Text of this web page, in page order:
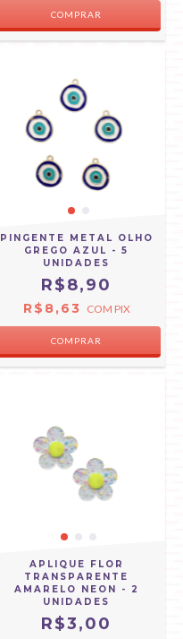
PINGENTE METAL OLHO
GREGO AZUL - 5
UNIDADES
R$8,90
R$8,63 COM PIX
APLIQUE FLOR
TRANSPARENTE
AMARELO NEON - 2
UNIDADES
R$3,00